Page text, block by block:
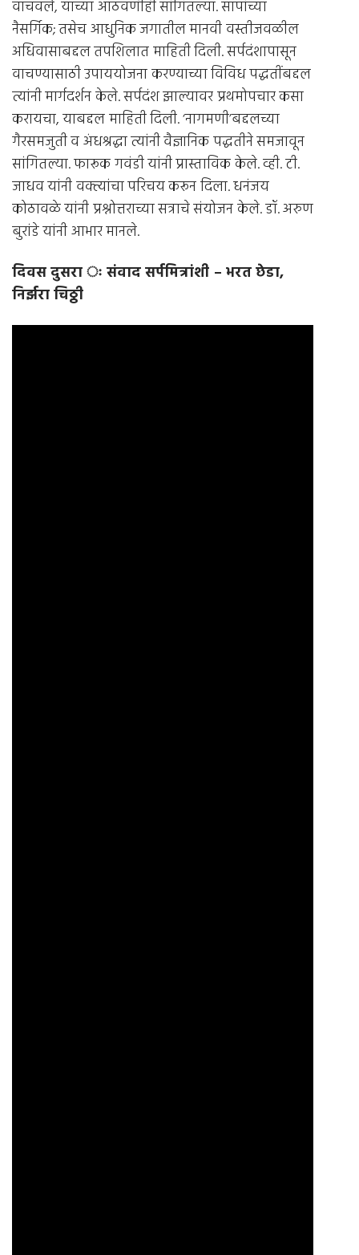
वाचवले, याच्या आठवणीही सांगितल्या. सापांच्या
नैसर्गिक; तसेच आधुनिक जगातील मानवी वस्तीजवळील
अधिवासाबद्दल तपशिलात माहिती दिली. सर्पदंशापासून
वाचण्यासाठी उपाययोजना करण्याच्या विविध पद्धतींबद्दल
त्यांनी मार्गदर्शन केले. सर्पदंश झाल्यावर प्रथमोपचार कसा
करायचा, याबद्दल माहिती दिली. ‘नागमणी’बद्दलच्या
गैरसमजुती व अंधश्रद्धा त्यांनी वैज्ञानिक पद्धतीने समजावून
सांगितल्या. फारूक गवंडी यांनी प्रास्ताविक केले. व्ही. टी.
जाधव यांनी वक्त्यांचा परिचय करून दिला. धनंजय
कोठावळे यांनी प्रश्नोत्तराच्या सत्राचे संयोजन केले. डॉ. अरुण
बुरांडे यांनी आभार मानले.
दिवस दुसरा ः संवाद सर्पमित्रांशी – भरत छेडा,
निर्झरा चिठ्ठी